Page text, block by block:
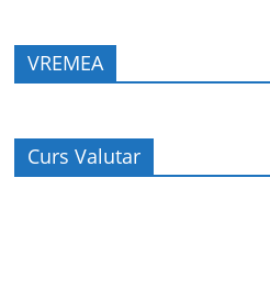
VREMEA
Curs Valutar